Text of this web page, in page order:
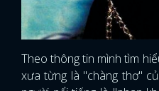
Theo thông tin mình tìm
xưa từng là "chàng thơ"